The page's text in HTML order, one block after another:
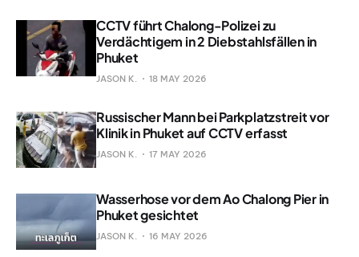
CCTV führt Chalong-Polizei zu
Verdächtigem in 2 Diebstahlsfällen in
Phuket
JASON K. 18 MAY 2026
Russischer Mann bei Parkplatzstreit vor
Klinik in Phuket auf CCTV erfasst
JASON K. 17 MAY 2026
Wasserhose vor dem Ao Chalong Pier in
Phuket gesichtet
JASON K. 16 MAY 2026